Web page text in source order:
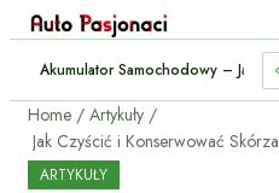
Akumulator Samochodowy – Jak
Home
Artykuły
ARTYKUŁY